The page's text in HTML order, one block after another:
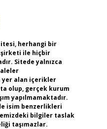
herhangi bir
şirketi ile hiçbir
Sitede yalnızca
yer alan içerikler
olup, gerçek kurum
yapılmamaktadır.
isim benzerlikleri
bilgiler taslak
taşımazlar.